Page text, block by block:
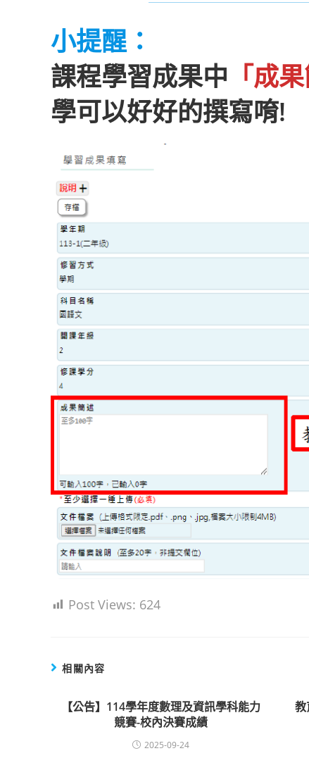
小提醒：
課程學習成果中 「成
學可以好好的撰寫唷!
Post Views: 624
相關內容
【公告】114學年度數理及資訊學科能力
競賽-校內決賽成績
2025-09-24
教